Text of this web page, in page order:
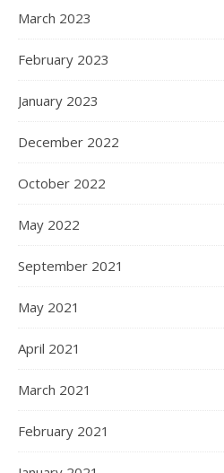
March 2023
February 2023
January 2023
December 2022
October 2022
May 2022
September 2021
May 2021
April 2021
March 2021
February 2021